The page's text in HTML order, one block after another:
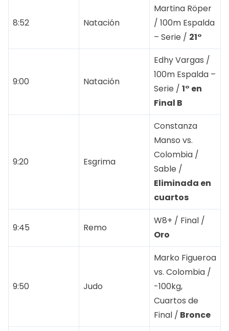
8:52 Natación
Martina Röper
/ 100m Espalda
– Serie / 21°
9:00 Natación
Edhy Vargas /
100m Espalda –
Serie / 1° en
Final B
9:20 Esgrima
Constanza
Manso vs.
Colombia /
Sable /
Eliminada en
cuartos
9:45 Remo
W8+ / Final /
Oro
9:50 Judo
Marko Figueroa
vs. Colombia /
-100kg,
Cuartos de
Final / Bronce